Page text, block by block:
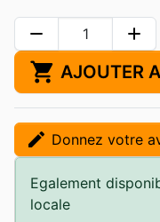
remove add
shopping_cart AJOUTER
edit Donnez votre
Egalement
locale